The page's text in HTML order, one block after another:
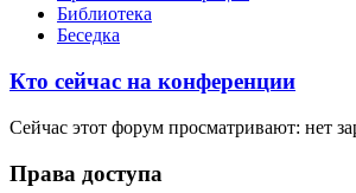
Библиотека
Беседка
Кто сейчас на конференции
Сейчас этот форум просматривают: нет
Права доступа